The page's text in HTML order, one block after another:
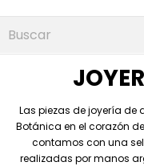
Las piezas de joyería de
Botánica en el corazón
contamos con una
realizadas por manos